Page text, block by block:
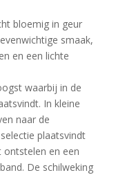
bloemig in geur
smaak,
en een lichte
waarbij in de
In kleine
naar de
plaatsvindt
ontstelen en een
De schilweking